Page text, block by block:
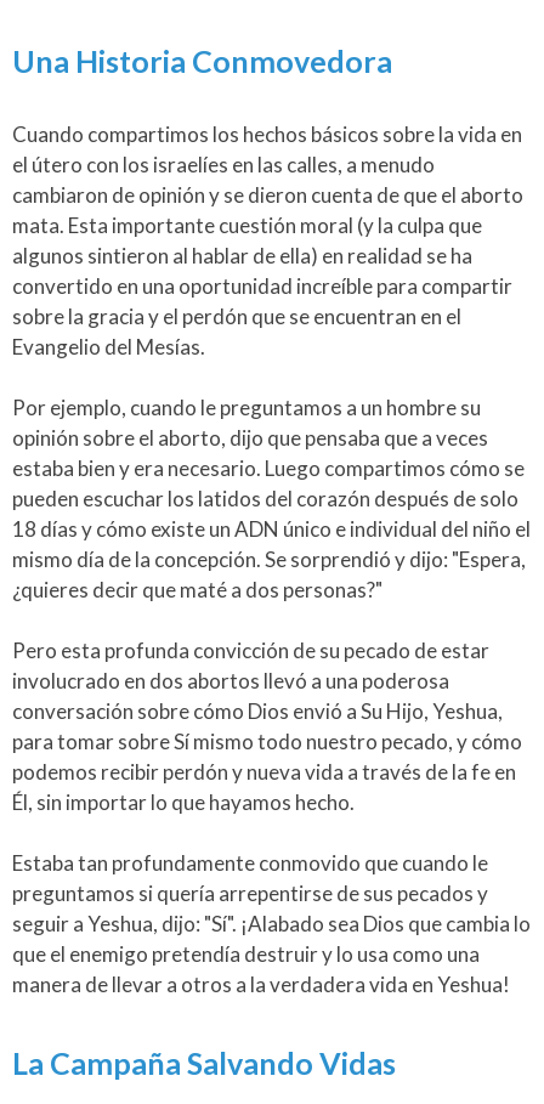
Una Historia Conmovedora
Cuando compartimos los hechos básicos sobre la vida en
el útero con los israelíes en las calles, a menudo
cambiaron de opinión y se dieron cuenta de que el aborto
mata. Esta importante cuestión moral (y la culpa que
algunos sintieron al hablar de ella) en realidad se ha
convertido en una oportunidad increíble para compartir
sobre la gracia y el perdón que se encuentran en el
Evangelio del Mesías.
Por ejemplo, cuando le preguntamos a un hombre su
opinión sobre el aborto, dijo que pensaba que a veces
estaba bien y era necesario. Luego compartimos cómo se
pueden escuchar los latidos del corazón después de solo
18 días y cómo existe un ADN único e individual del niño el
mismo día de la concepción. Se sorprendió y dijo: "Espera,
¿quieres decir que maté a dos personas?"
Pero esta profunda convicción de su pecado de estar
involucrado en dos abortos llevó a una poderosa
conversación sobre cómo Dios envió a Su Hijo, Yeshua,
para tomar sobre Sí mismo todo nuestro pecado, y cómo
podemos recibir perdón y nueva vida a través de la fe en
Él, sin importar lo que hayamos hecho.
Estaba tan profundamente conmovido que cuando le
preguntamos si quería arrepentirse de sus pecados y
seguir a Yeshua, dijo: "Sí". ¡Alabado sea Dios que cambia lo
que el enemigo pretendía destruir y lo usa como una
manera de llevar a otros a la verdadera vida en Yeshua!
La Campaña Salvando Vidas